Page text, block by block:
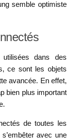
semble optimiste
dans des
ce sont les objets
avancée. En effet,
bien plus important
de toutes les
avec une